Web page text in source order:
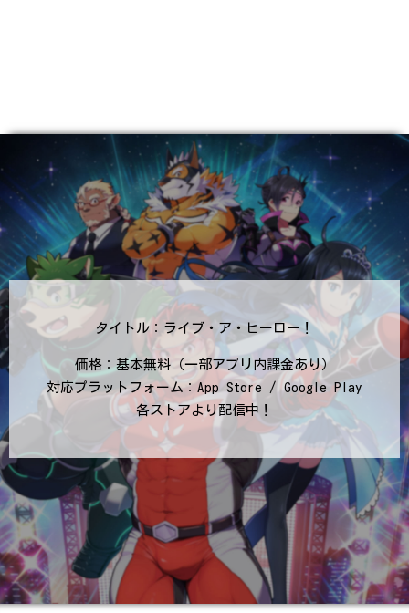
タイトル：ライブ・ア・ヒーロー！
価格：基本無料（一部アプリ内課金あり）
対応プラットフォーム：App Store / Google Play
各ストアより配信中！